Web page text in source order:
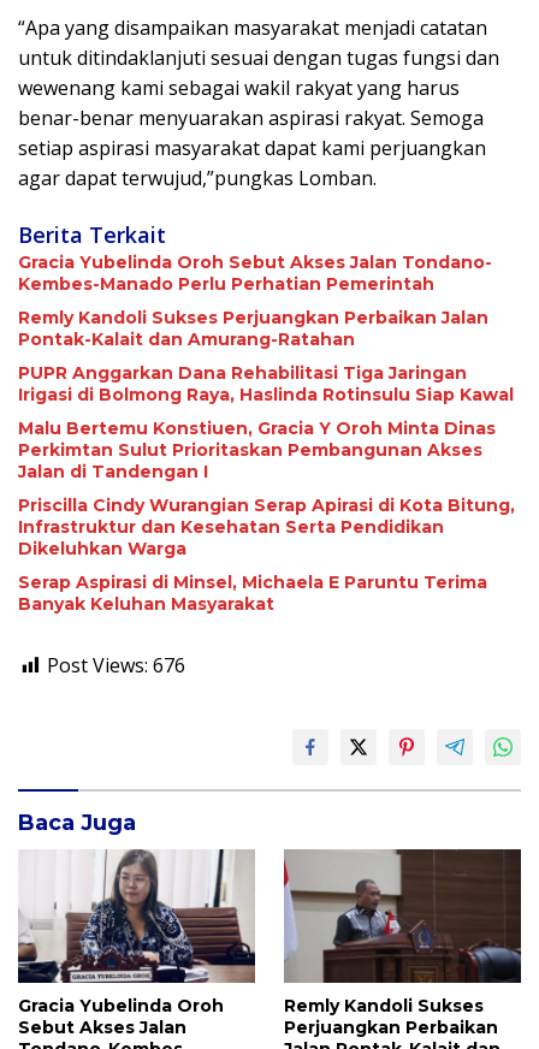
“Apa yang disampaikan masyarakat menjadi catatan
untuk ditindaklanjuti sesuai dengan tugas fungsi dan
wewenang kami sebagai wakil rakyat yang harus
benar-benar menyuarakan aspirasi rakyat. Semoga
setiap aspirasi masyarakat dapat kami perjuangkan
agar dapat terwujud,”pungkas Lomban.
Berita Terkait
Gracia Yubelinda Oroh Sebut Akses Jalan Tondano-
Kembes-Manado Perlu Perhatian Pemerintah
Remly Kandoli Sukses Perjuangkan Perbaikan Jalan
Pontak-Kalait dan Amurang-Ratahan
PUPR Anggarkan Dana Rehabilitasi Tiga Jaringan
Irigasi di Bolmong Raya, Haslinda Rotinsulu Siap Kawal
Malu Bertemu Konstiuen, Gracia Y Oroh Minta Dinas
Perkimtan Sulut Prioritaskan Pembangunan Akses
Jalan di Tandengan I
Priscilla Cindy Wurangian Serap Apirasi di Kota Bitung,
Infrastruktur dan Kesehatan Serta Pendidikan
Dikeluhkan Warga
Serap Aspirasi di Minsel, Michaela E Paruntu Terima
Banyak Keluhan Masyarakat
Post Views: 676
Baca Juga
Gracia Yubelinda Oroh
Sebut Akses Jalan
Remly Kandoli Sukses
Perjuangkan Perbaikan